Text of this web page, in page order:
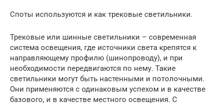
Споты используются и как трековые светильники.
Трековые или шинные светильники – современная
система освещения, где источники света крепятся к
направляющему профилю (шинопроводу), и при
необходимости передвигаются по нему. Такие
светильники могут быть настенными и потолочными.
Они применяются с одинаковым успехом и в качестве
базового, и в качестве местного освещения. С